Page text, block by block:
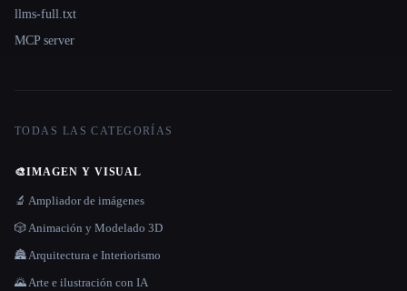
llms-full.txt
MCP server
TODAS LAS CATEGORÍAS
🎨IMAGEN Y VISUAL
🔬 Ampliador de imágenes
🎲 Animación y Modelado 3D
🏯 Arquitectura e Interiorismo
🌄 Arte e ilustración con IA